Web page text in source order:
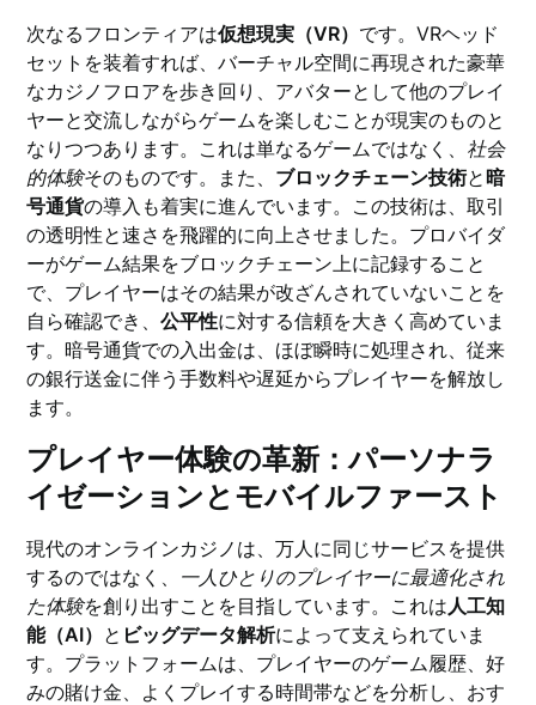
次なるフロンティアは仮想現実（VR） です。VRヘッド
セットを装着すれば、バーチャル空間に再現された豪華
なカジノフロアを歩き回り、アバターとして他のプレイ
ヤーと交流しながらゲームを楽しむことが現実のものと
なりつつあります。これは単なるゲームではなく、 社会
的体験そのものです。また、 ブロックチェーン技術と 暗
号通貨の導入も着実に進んでいます。この技術は、取引
の透明性と速さを飛躍的に向上させました。プロバイダ
ーがゲーム結果をブロックチェーン上に記録すること
で、プレイヤーはその結果が改ざんされていないことを
自ら確認でき、公平性に対する信頼を大きく高めていま
す。暗号通貨での入出金は、ほぼ瞬時に処理され、従来
の銀行送金に伴う手数料や遅延からプレイヤーを解放し
ます。
プレイヤー体験の革新：パーソナラ
イゼーションとモバイルファースト
現代のオンラインカジノは、万人に同じサービスを提供
するのではなく、 一人ひとりのプレイヤーに最適化され
た体験を創り出すことを目指しています。これは人工知
能（AI） と ビッグデータ解析によって支えられていま
す。プラットフォームは、プレイヤーのゲーム履歴、好
みの賭け金、よくプレイする時間帯などを分析し、おす